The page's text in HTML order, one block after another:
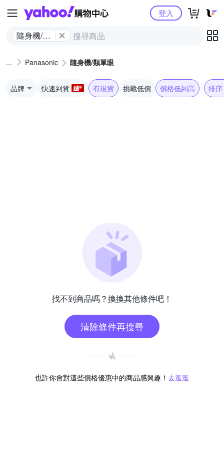
Yahoo購物中心
隨身機/類
登入
Panasonic 隨身機/類單眼
品牌 快速到貨 有現貨 挑戰低價 價格低到高 排序
找不到商品嗎？換換其他條件吧！
清除條件再搜尋
或
也許你會對這些價格優惠中的商品感興趣！ 去逛逛